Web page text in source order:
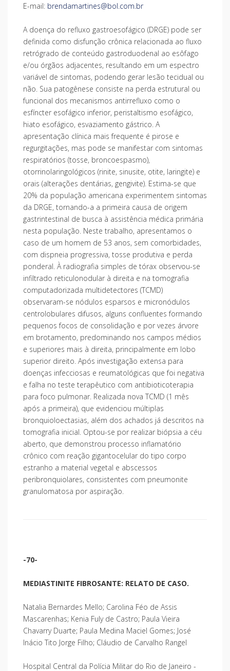
E-mail: brendamartines@bol.com.br
A doença do refluxo gastroesofágico (DRGE) pode ser
definida como disfunção crônica relacionada ao fluxo
retrógrado de conteúdo gastroduodenal ao esôfago
e/ou órgãos adjacentes, resultando em um espectro
variável de sintomas, podendo gerar lesão tecidual ou
não. Sua patogênese consiste na perda estrutural ou
funcional dos mecanismos antirrefluxo como o
esfíncter esofágico inferior, peristaltismo esofágico,
hiato esofágico, esvaziamento gástrico. A
apresentação clínica mais frequente é pirose e
regurgitações, mas pode se manifestar com sintomas
respiratórios (tosse, broncoespasmo),
otorrinolaringológicos (rinite, sinusite, otite, laringite) e
orais (alterações dentárias, gengivite). Estima-se que
20% da população americana experimentem sintomas
da DRGE, tornando-a a primeira causa de origem
gastrintestinal de busca à assistência médica primária
nesta população. Neste trabalho, apresentamos o
caso de um homem de 53 anos, sem comorbidades,
com dispneia progressiva, tosse produtiva e perda
ponderal. À radiografia simples de tórax observou-se
infiltrado reticulonodular à direita e na tomografia
computadorizada multidetectores (TCMD)
observaram-se nódulos esparsos e micronódulos
centrolobulares difusos, alguns confluentes formando
pequenos focos de consolidação e por vezes árvore
em brotamento, predominando nos campos médios
e superiores mais à direita, principalmente em lobo
superior direito. Após investigação extensa para
doenças infecciosas e reumatológicas que foi negativa
e falha no teste terapêutico com antibioticoterapia
para foco pulmonar. Realizada nova TCMD (1 mês
após a primeira), que evidenciou múltiplas
bronquioloectasias, além dos achados já descritos na
tomografia inicial. Optou-se por realizar biópsia a céu
aberto, que demonstrou processo inflamatório
crônico com reação gigantocelular do tipo corpo
estranho a material vegetal e abscessos
peribronquiolares, consistentes com pneumonite
granulomatosa por aspiração.
-70-
MEDIASTINITE FIBROSANTE: RELATO DE CASO.
Natalia Bernardes Mello; Carolina Féo de Assis
Mascarenhas; Kenia Fuly de Castro; Paula Vieira
Chavarry Duarte; Paula Medina Maciel Gomes; José
Inácio Tito Jorge Filho; Cláudio de Carvalho Rangel
Hospital Central da Polícia Militar do Rio de Janeiro -